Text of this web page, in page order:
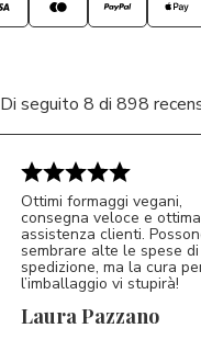
Di seguito 8 di 898
LP 5/5
Ottimi formaggi vegani,
consegna veloce e ottima
assistenza clienti.
sembrare alte le spese di
spedizione, ma la cura
l’imballaggio vi stupirà!
Laura Pazzano